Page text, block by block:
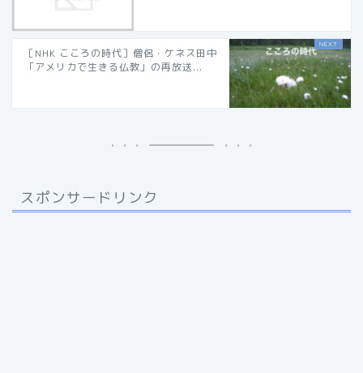
［NHK こころの時代］僧侶・ケネス田中
「アメリカで生きる仏教」の再放送...
スポンサードリンク